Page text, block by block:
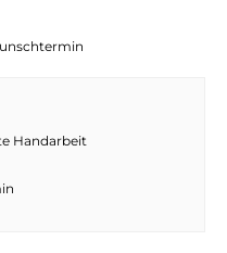
Handarbeit